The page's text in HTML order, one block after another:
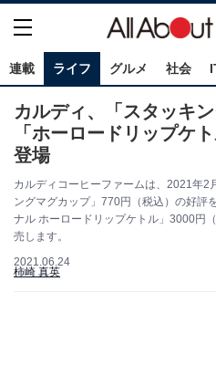
連載 ライフ グルメ 社会
カルディ、「スタッキ
「ホーロードリップケ
登場
カルディコーヒーファームは、2021年2
ングマグカップ」770円（税込）の好評
ナル ホーロードリップケトル」3000円
売します。
2021.06.24
柿崎 真英